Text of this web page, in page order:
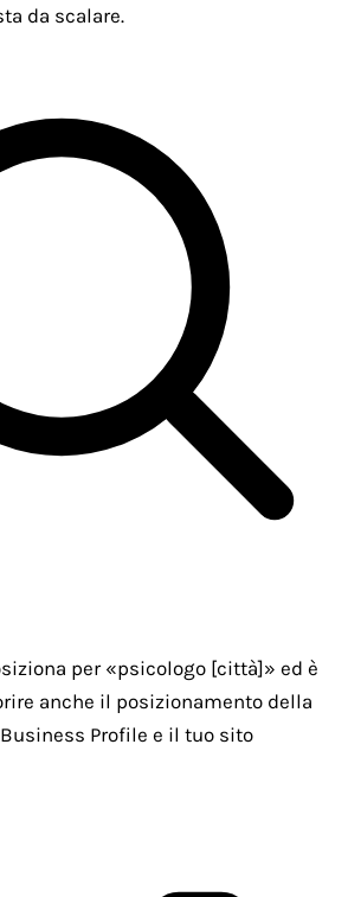
da scalare.
per «psicologo [città]» ed è
anche il posizionamento della
Profile e il tuo sito